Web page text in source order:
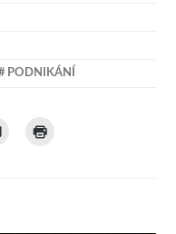
PODNIKÁNÍ